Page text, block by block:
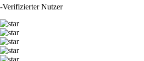
-Verifizierter Nutzer